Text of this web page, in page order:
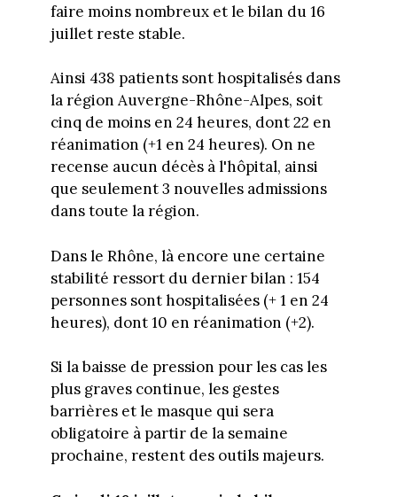
faire moins nombreux et le bilan du 16
juillet reste stable.
Ainsi 438 patients sont hospitalisés dans
la région Auvergne-Rhône-Alpes, soit
cinq de moins en 24 heures, dont 22 en
réanimation (+1 en 24 heures). On ne
recense aucun décès à l'hôpital, ainsi
que seulement 3 nouvelles admissions
dans toute la région.
Dans le Rhône, là encore une certaine
stabilité ressort du dernier bilan : 154
personnes sont hospitalisées (+ 1 en 24
heures), dont 10 en réanimation (+2).
Si la baisse de pression pour les cas les
plus graves continue, les gestes
barrières et le masque qui sera
obligatoire à partir de la semaine
prochaine, restent des outils majeurs.